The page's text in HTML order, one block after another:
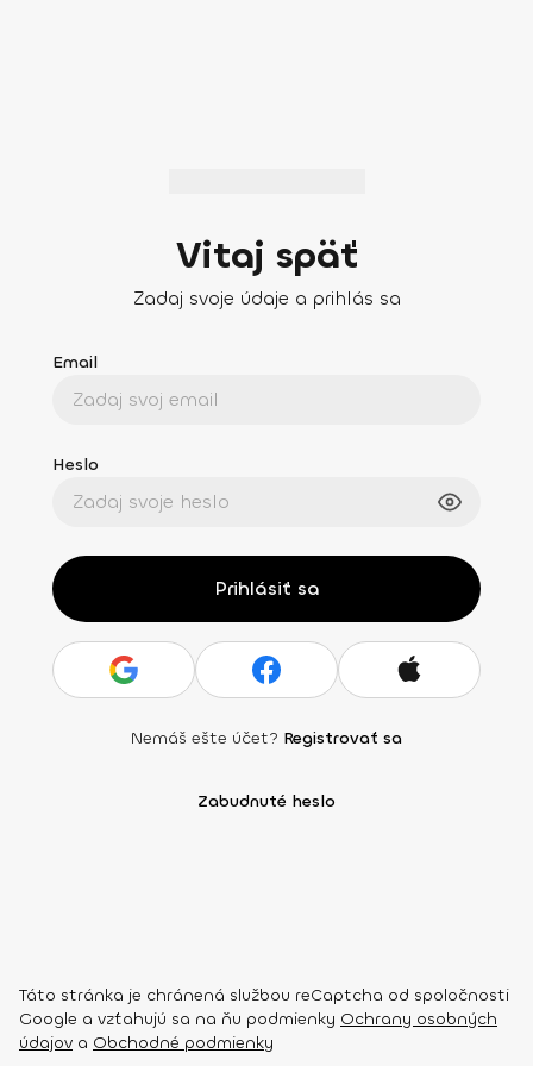
Vitaj späť
Zadaj svoje údaje a prihlás sa
Email
Heslo
Prihlásiť sa
Nemáš ešte účet? Registrovať sa
Zabudnuté heslo
Táto stránka je chránená službou reCaptcha od spoločnosti
Google a vzťahujú sa na ňu podmienky Ochrany osobných
údajov a Obchodné podmienky